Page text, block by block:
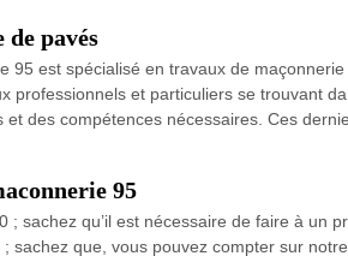
pavés
est spécialisé en travaux de
et particuliers se trouvant
des compétences nécessaires. Ces
95
sachez qu’il est nécessaire de faire à un
que, vous pouvez compter sur